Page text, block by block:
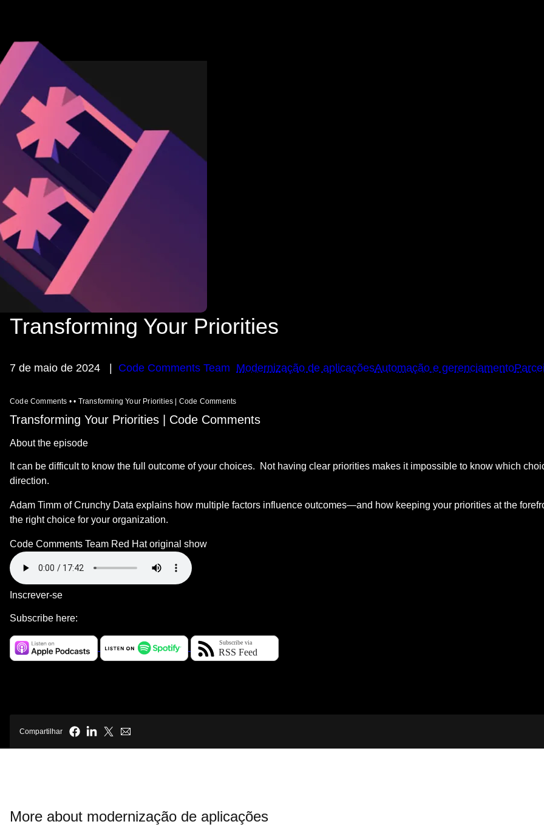
Transforming Your Priorities
7 de maio de 2024 Code Comments Team Modernização de aplicaçõesAutomação e gerenciamento
Code Comments • • Transforming Your Priorities | Code Comments
Transforming Your Priorities | Code Comments
About the episode
It can be difficult to know the full outcome of your choices. Not having clear priorities makes it impossible to know which
direction.
Adam Timm of Crunchy Data explains how multiple factors influence outcomes—and how keeping your priorities at the
the right choice for your organization.
Code Comments Team Red Hat original show
Inscrever-se
Subscribe here:
Compartilhar
More about modernização de aplicações